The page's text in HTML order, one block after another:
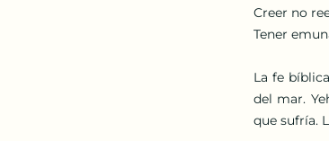
Creer no
Tener
La fe
del mar.
que sufría.